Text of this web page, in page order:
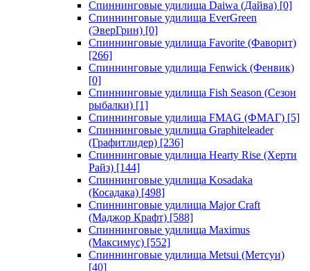
Спиннинговые удилища Daiwa (Дайва) [0]
Спиннинговые удилища EverGreen
(ЭверГрин) [0]
Спиннинговые удилища Favorite (Фаворит)
[266]
Спиннинговые удилища Fenwick (Фенвик)
[0]
Спиннинговые удилища Fish Season (Сезон
рыбалки) [1]
Спиннинговые удилища FMAG (ФМАГ) [5]
Спиннинговые удилища Graphiteleader
(Графитлидер) [236]
Спиннинговые удилища Hearty Rise (Херти
Райз) [144]
Спиннинговые удилища Kosadaka
(Косадака) [498]
Спиннинговые удилища Major Craft
(Маджор Крафт) [588]
Спиннинговые удилища Maximus
(Максимус) [552]
Спиннинговые удилища Metsui (Метсуи)
[40]